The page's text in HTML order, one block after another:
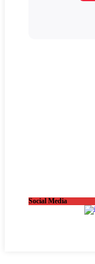
Social Media